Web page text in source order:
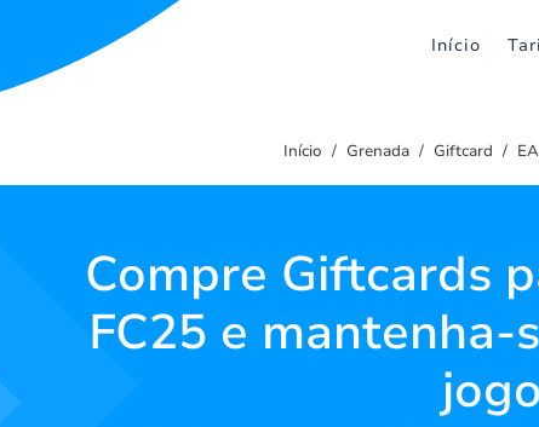
Início
Início Grenada Giftcard
Compre Giftcards
FC25 e
jogo